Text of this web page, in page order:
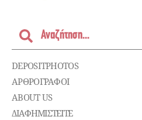
DEPOSITPHOTOS
ΑΡΘΡΟΓΡΑΦΟΙ
ABOUT US
ΔΙΑΦΗΜΙΣΤΕΊΤΕ